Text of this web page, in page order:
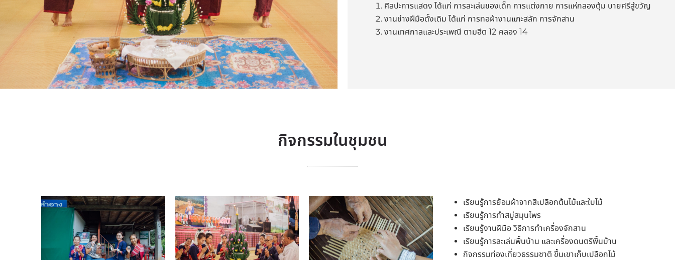
ศิลปะการแสดง ได้แก่ การละเล่นของเด็ก การแต่งกาย การแห่กลองตุ้ม บายศรีสู่ขวัญ
งานช่างฝีมือดั้งเดิม ได้แก่ การทอผ้างานแกะสลัก การจักสาน
งานเทศกาลและประเพณี ตามฮีต 12 คลอง 14
กิจกรรมในชุมชน
เรียนรู้การย้อมผ้าจากสีเปลือกต้นไม้และใบไม้
เรียนรู้การทำสบู่สมุนไพร
เรียนรู้งานฝีมือ วิธีการทำเครื่องจักสาน
เรียนรู้การละเล่นพื้นบ้าน และเครื่องดนตรีพื้นบ้าน
กิจกรรมท่องเที่ยวธรรมชาติ ขึ้นเขาเก็บเปลือกไม้